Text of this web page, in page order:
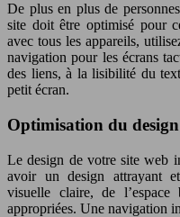
De plus en plus de
site doit être optimisé pour
avec tous les appareils,
navigation pour les écrans
des liens, à la lisibilité du
petit écran.
Optimisation du design
Le design de votre site web
avoir un design attrayant
visuelle claire, de l’espace
appropriées. Une navigation